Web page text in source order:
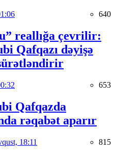
640
reallığa çevrilir:
Qafqazı dəyişə
653
Qafqazda
rəqabət aparır
18:11 815